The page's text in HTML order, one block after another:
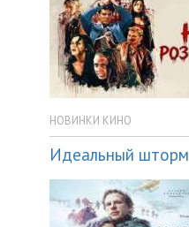
НОВИНКИ КИНО
Идеальный шторм